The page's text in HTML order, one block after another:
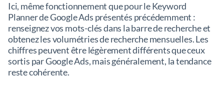
Ici, même fonctionnement que pour le Keyword
Planner de Google Ads présentés précédemment :
renseignez vos mots-clés dans la barre de recherche et
obtenez les volumétries de recherche mensuelles. Les
chiffres peuvent être légèrement différents que ceux
sortis par Google Ads, mais généralement, la tendance
reste cohérente.